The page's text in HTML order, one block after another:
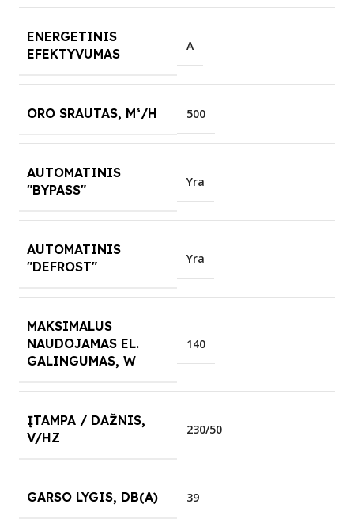
ENERGETINIS
EFEKTYVUMAS
A
ORO SRAUTAS, M³/H 500
AUTOMATINIS
"BYPASS"
Yra
AUTOMATINIS
"DEFROST"
Yra
MAKSIMALUS
NAUDOJAMAS EL.
GALINGUMAS, W
140
ĮTAMPA / DAŽNIS,
V/HZ
230/50
GARSO LYGIS, DB(A) 39